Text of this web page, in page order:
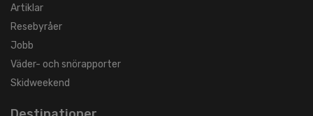
Artiklar
Resebyråer
Jobb
Väder- och snörapporter
Skidweekend